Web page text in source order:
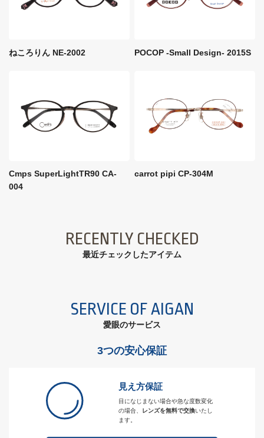
ねころりん NE-2002 POCOP -Small Design- 2015S
Cmps SuperLightTR90 CA-
004
carrot pipi CP-304M
RECENTLY CHECKED
最近チェックしたアイテム
SERVICE OF AIGAN
愛眼のサービス
3つの安心保証
見え方保証
目になじまない場合や急な度数変化
の場合、
レンズを無料で交換いたし
ます。